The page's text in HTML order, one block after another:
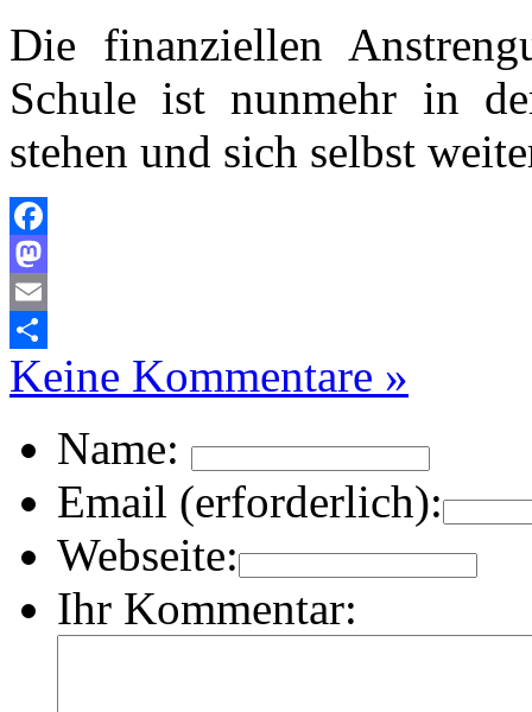
Die finanziellen
Schule ist nunmehr in
stehen und sich selbst
Facebook
Mastodon
Email
Teilen
Keine Kommentare »
Name:
Email (erforderlich):
Webseite:
Ihr Kommentar: